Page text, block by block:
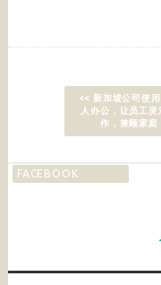
<< 新加坡公司使
人办公，让员工灵
作，兼顾家庭
FACEBOOK